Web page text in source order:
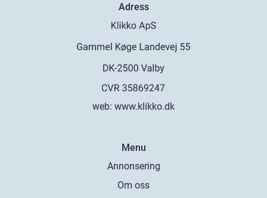
Adress
web: www.klikko.dk
Menu
Annonsering
Om oss